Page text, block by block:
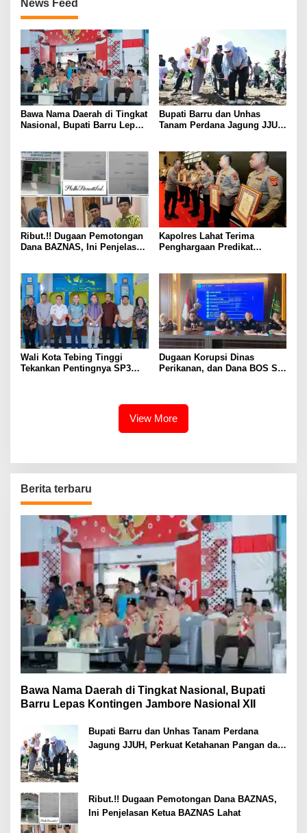
News Feed
Bawa Nama Daerah di Tingkat
Nasional, Bupati Barru Lepas
Bupati Barru dan Unhas
Tanam Perdana Jagung JJUH,
Ribut.!! Dugaan Pemotongan
Dana BAZNAS, Ini Penjelasan
Kapolres Lahat Terima
Penghargaan Predikat
Wali Kota Tebing Tinggi
Tekankan Pentingnya SP3
Dugaan Korupsi Dinas
Perikanan, dan Dana BOS SD
View More
Berita terbaru
Bawa Nama Daerah di Tingkat Nasional, Bupati
Barru Lepas Kontingen Jambore Nasional XII
Bupati Barru dan Unhas Tanam Perdana
Jagung JJUH, Perkuat Ketahanan Pangan dan
Ribut.!! Dugaan Pemotongan Dana BAZNAS,
Ini Penjelasan Ketua BAZNAS Lahat